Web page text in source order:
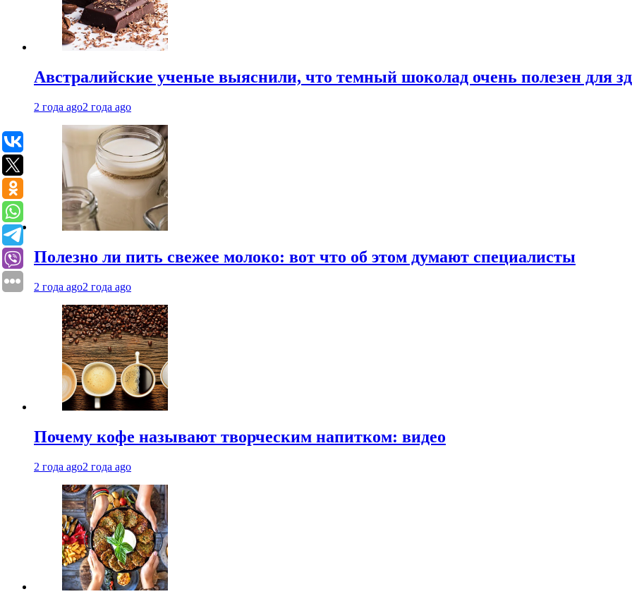
Австралийские ученые выяснили, что темный шоколад очень полезен для
2 года ago2 года ago
Полезно ли пить свежее молоко: вот что об этом думают специалисты
2 года ago2 года ago
Почему кофе называют творческим напитком: видео
2 года ago2 года ago